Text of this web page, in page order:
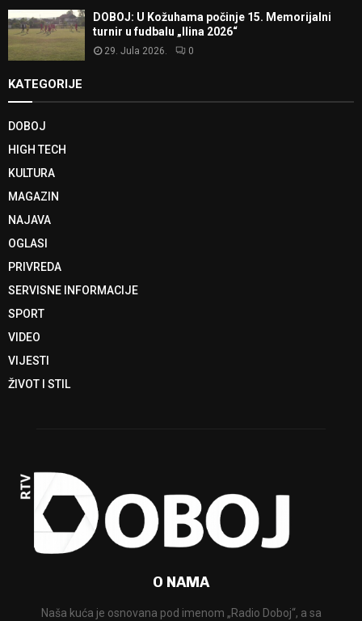
DOBOJ: U Kožuhama počinje 15. Memorijalni
turnir u fudbalu „Ilina 2026“
29. Jula 2026. 0
KATEGORIJE
DOBOJ
HIGH TECH
KULTURA
MAGAZIN
NAJAVA
OGLASI
PRIVREDA
SERVISNE INFORMACIJE
SPORT
VIDEO
VIJESTI
ŽIVOT I STIL
O NAMA
Naša kuća je osnovana pod imenom „Radio Doboj“, a sa